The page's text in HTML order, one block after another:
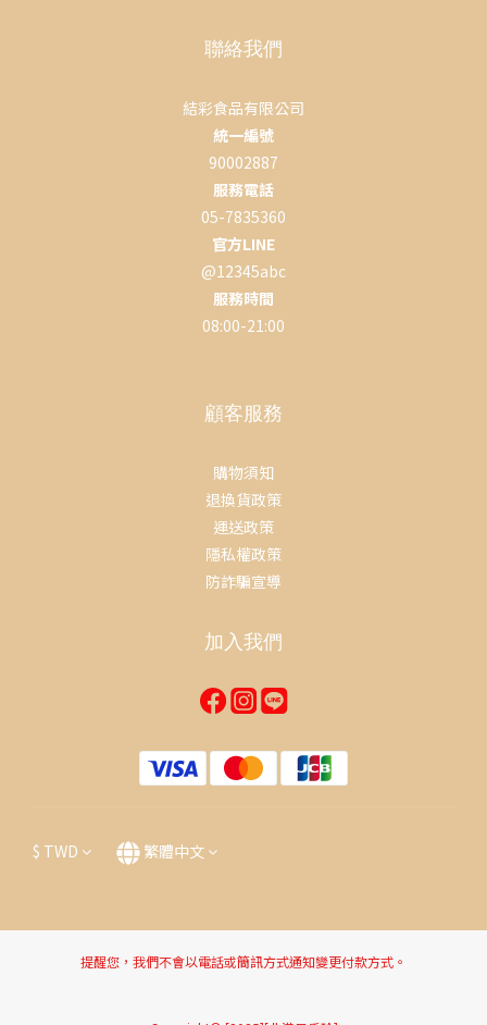
聯絡我們
結彩食品有限公司
統一編號
90002887
服務電話
05-7835360
官方LINE
@12345abc
服務時間
08:00-21:00
顧客服務
購物須知
退換貨政策
運送政策
隱私權政策
防詐騙宣導
加入我們
$ TWD 繁體中文
提醒您，我們不會以電話或簡訊方式通知變更付款方式。